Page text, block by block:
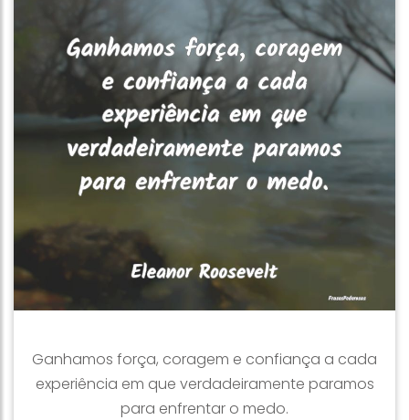
Ganhamos força, coragem e confiança a cada
experiência em que verdadeiramente paramos
para enfrentar o medo.